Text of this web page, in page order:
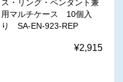
ス・リング・ペンダント兼
用マルチケース 10個入
り SA-EN-923-REP
¥2,915